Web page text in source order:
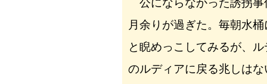
公にならなかった誘拐事
月余りが過ぎた。毎朝水
と睨めっこしてみるが、
のルディアに戻る兆しはな